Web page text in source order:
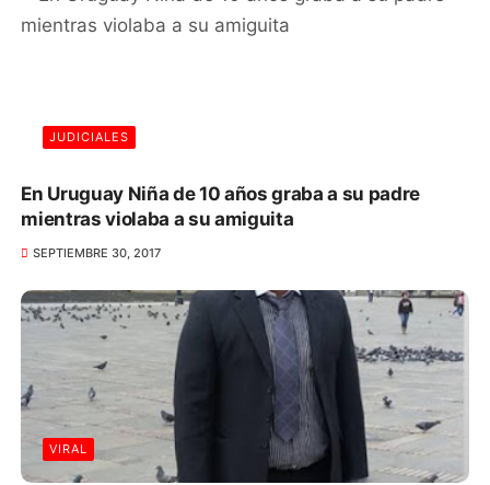
JUDICIALES
En Uruguay Niña de 10 años graba a su padre
mientras violaba a su amiguita
SEPTIEMBRE 30, 2017
VIRAL